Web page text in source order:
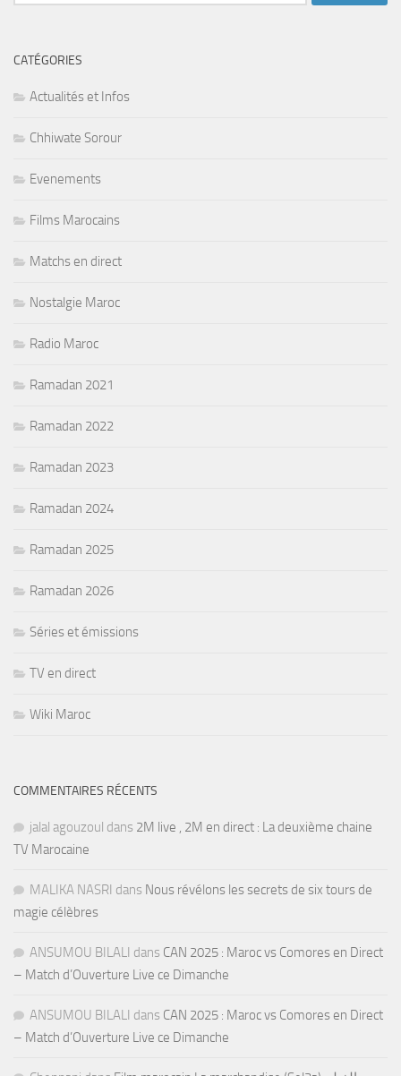
CATÉGORIES
Actualités et Infos
Chhiwate Sorour
Evenements
Films Marocains
Matchs en direct
Nostalgie Maroc
Radio Maroc
Ramadan 2021
Ramadan 2022
Ramadan 2023
Ramadan 2024
Ramadan 2025
Ramadan 2026
Séries et émissions
TV en direct
Wiki Maroc
COMMENTAIRES RÉCENTS
jalal agouzoul dans 2M live , 2M en direct : La deuxième chaine
TV Marocaine
MALIKA NASRI dans Nous révélons les secrets de six tours de
magie célèbres
ANSUMOU BILALI dans CAN 2025 : Maroc vs Comores en Direct
– Match d’Ouverture Live ce Dimanche
ANSUMOU BILALI dans CAN 2025 : Maroc vs Comores en Direct
– Match d’Ouverture Live ce Dimanche